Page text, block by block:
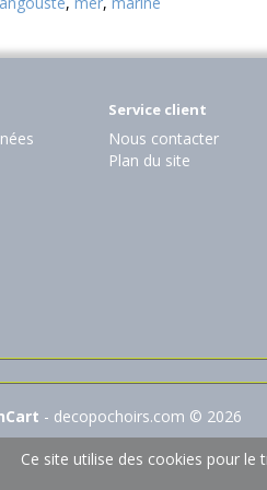
Service client
Nous contacter
Plan du site
- decopochoirs.com © 2026
Ce site utilise des cookies pour